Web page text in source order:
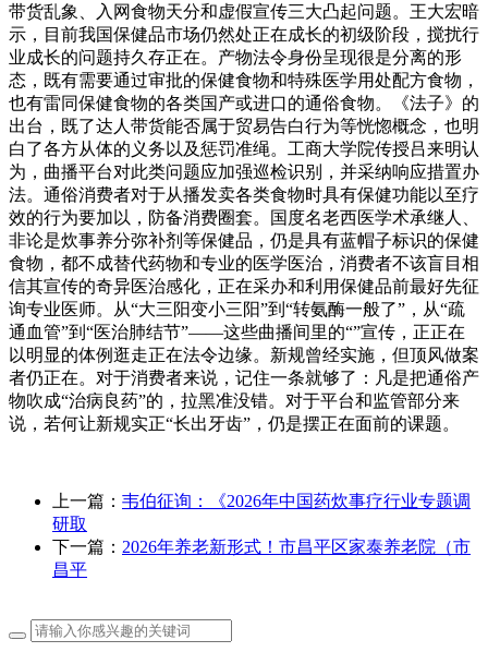
带货乱象、入网食物天分和虚假宣传三大凸起问题。王大宏暗
示，目前我国保健品市场仍然处正在成长的初级阶段，搅扰行
业成长的问题持久存正在。产物法令身份呈现很是分离的形
态，既有需要通过审批的保健食物和特殊医学用处配方食物，
也有雷同保健食物的各类国产或进口的通俗食物。《法子》的
出台，既了达人带货能否属于贸易告白行为等恍惚概念，也明
白了各方从体的义务以及惩罚准绳。工商大学院传授吕来明认
为，曲播平台对此类问题应加强巡检识别，并采纳响应措置办
法。通俗消费者对于从播发卖各类食物时具有保健功能以至疗
效的行为要加以，防备消费圈套。国度名老西医学术承继人、
非论是炊事养分弥补剂等保健品，仍是具有蓝帽子标识的保健
食物，都不成替代药物和专业的医学医治，消费者不该盲目相
信其宣传的奇异医治感化，正在采办和利用保健品前最好先征
询专业医师。从“大三阳变小三阳”到“转氨酶一般了”，从“疏
通血管”到“医治肺结节”——这些曲播间里的“”宣传，正正在
以明显的体例逛走正在法令边缘。新规曾经实施，但顶风做案
者仍正在。对于消费者来说，记住一条就够了：凡是把通俗产
物吹成“治病良药”的，拉黑准没错。对于平台和监管部分来
说，若何让新规实正“长出牙齿”，仍是摆正在面前的课题。
上一篇： 韦伯征询：《2026年中国药炊事疗行业专题调
研取
下一篇： 2026年养老新形式！市昌平区家泰养老院（市
昌平